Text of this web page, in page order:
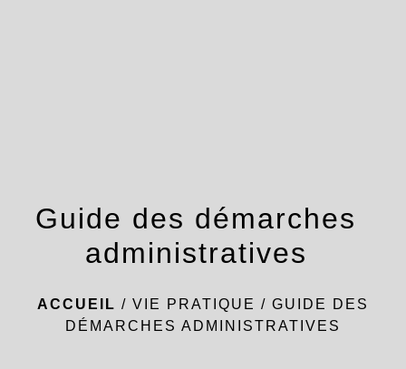
Guide des démarches
administratives
ACCUEIL / VIE PRATIQUE / GUIDE DES
DÉMARCHES ADMINISTRATIVES